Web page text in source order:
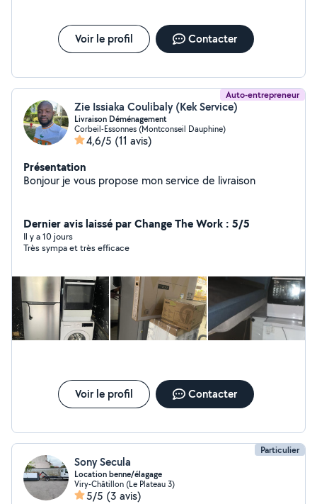
Voir le profil Contacter
Auto-entrepreneur
Zie Issiaka Coulibaly (Kek Service)
Livraison Déménagement
Corbeil-Essonnes (Montconseil Dauphine)
4,6/5 (11 avis)
Présentation
Bonjour je vous propose mon service de livraison
Dernier avis laissé par Change The Work : 5/5
Il y a 10 jours
Très sympa et très efficace
Voir le profil Contacter
Particulier
Sony Secula
Location benne/élagage
Viry-Châtillon (Le Plateau 3)
5/5 (3 avis)